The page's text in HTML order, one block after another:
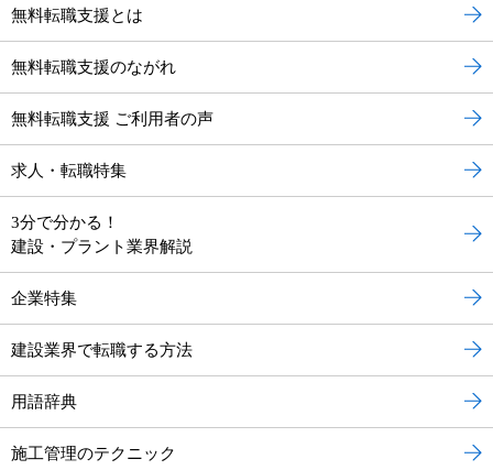
無料転職支援とは
無料転職支援のながれ
無料転職支援 ご利用者の声
求人・転職特集
3分で分かる！
建設・プラント業界解説
企業特集
建設業界で転職する方法
用語辞典
施工管理のテクニック